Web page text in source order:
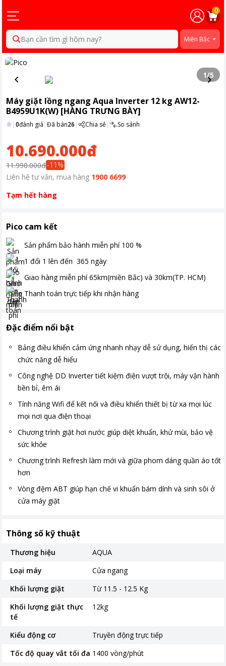
0
Bạn cần tìm gì hôm nay? Miền Bắc
1/5
Máy giặt lồng ngang Aqua Inverter 12 kg AW12-
B4959U1K(W) [HÀNG TRƯNG BÀY]
|0đánh giá |Đã bán26 | Chia sẻ| So sánh
10.690.000đ
11.990.000đ-11 %
Liên hệ tư vấn, mua hàng 1900 6699
Tạm hết hàng
Pico cam kết
Sản phẩm bảo hành miễn phí 100 %
1 đổi 1 lên đến 365 ngày
Giao hàng miễn phí 65km(miền Bắc) và 30km(TP. HCM)
Thanh toán trực tiếp khi nhận hàng
Đặc điểm nổi bật
Bảng điều khiển cảm ứng nhanh nhạy dễ sử dụng, hiển thị các
chức năng dễ hiểu
Công nghệ DD Inverter tiết kiệm điện vượt trội, máy vận hành
bền bỉ, êm ái
Tính năng Wifi để kết nối và điều khiển thiết bị từ xa mọi lúc
mọi nơi qua điện thoại
Chương trình giặt hơi nước giúp diệt khuẩn, khử mùi, bảo vệ
sức khỏe
Chương trình Refresh làm mới và giữa phom dáng quần áo tốt
hơn
Vòng đệm ABT giúp hạn chế vi khuẩn bám dính và sinh sôi ở
cửa máy giặt
Thông số kỹ thuật
Thương hiệu
AQUA
Loại máy
Cửa ngang
Khối lượng giặt
Từ 11.5 - 12.5 Kg
Khối lượng giặt thực
tế
12kg
Kiểu động cơ
Truyền động trực tiếp
Tốc độ quay vắt tối đa 1400 vòng/phút